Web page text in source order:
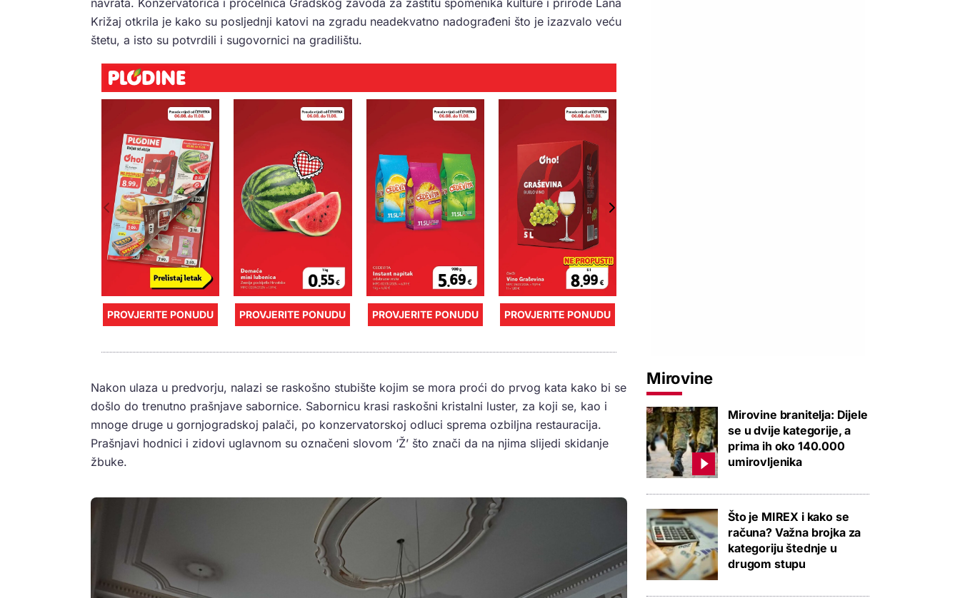
Križaj otkrila je kako su posljednji katovi na zgradu neadekvatno nadograđeni što je izazvalo veću
štetu, a isto su potvrdili i sugovornici na gradilištu.
PROVJERITE PONUDU PROVJERITE PONUDU PROVJERITE PONUDU PROVJERITE PONUDU
Nakon ulaza u predvorju, nalazi se raskošno stubište kojim se mora proći do prvog kata kako bi se
došlo do trenutno prašnjave sabornice. Sabornicu krasi raskošni kristalni luster, za koji se, kao i
mnoge druge u gornjogradskoj palači, po konzervatorskoj odluci sprema ozbiljna restauracija.
Prašnjavi hodnici i zidovi uglavnom su označeni slovom ‘Ž’ što znači da na njima slijedi skidanje
žbuke.
Mirovine
Mirovine branitelja: Dijele
se u dvije kategorije, a
prima ih oko 140.000
umirovljenika
Što je MIREX i kako se
računa? Važna brojka za
kategoriju štednje u
drugom stupu